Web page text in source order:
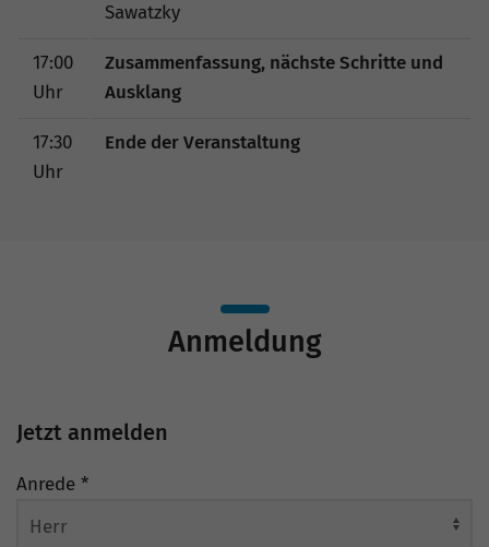
Sawatzky
17:00
Uhr
Zusammenfassung, nächste Schritte und
Ausklang
17:30
Uhr
Ende der Veranstaltung
Anmeldung
Jetzt anmelden
Anrede *